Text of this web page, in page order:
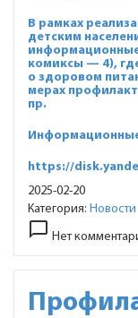
В рамках
детским
комиксы — 4),
о здоровом
мерах
пр.
https://
2025-02-20
Категория: Новости
chat_bubble_outline Нет